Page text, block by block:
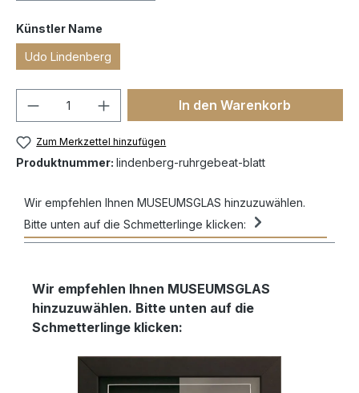
Künstler Name
Udo Lindenberg
In den Warenkorb
Zum Merkzettel hinzufügen
Produktnummer: lindenberg-ruhrgebeat-blatt
Wir empfehlen Ihnen MUSEUMSGLAS hinzuzuwählen.
Bitte unten auf die Schmetterlinge klicken:
Wir empfehlen Ihnen MUSEUMSGLAS
hinzuzuwählen. Bitte unten auf die
Schmetterlinge klicken: